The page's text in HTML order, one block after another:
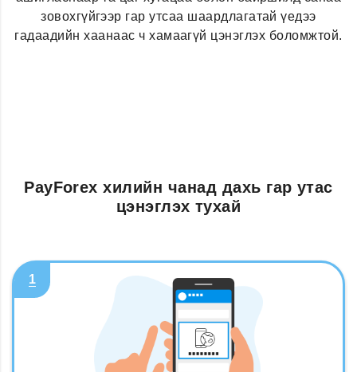
зовохгүйгээр гар утсаа шаардлагатай үедээ
гадаадийн хаанаас ч хамаагүй цэнэглэх боломжтой.
PayForex хилийн чанад дахь гар утас
цэнэглэх тухай
1